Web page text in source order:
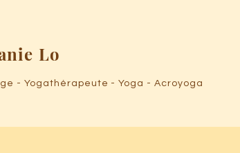
Lo
- Yogathérapeute - Yoga - Acroyoga